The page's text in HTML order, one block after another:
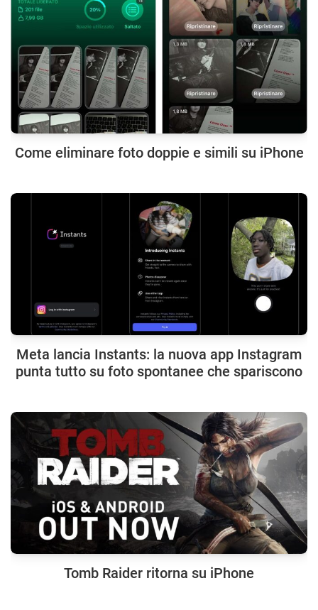
Come eliminare foto doppie e simili su iPhone
Meta lancia Instants: la nuova app Instagram
punta tutto su foto spontanee che spariscono
Tomb Raider ritorna su iPhone